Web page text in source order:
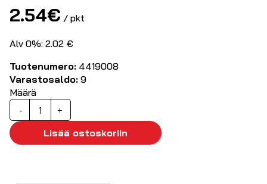
2.54€ / pkt
Alv 0%: 2.02 €
Tuotenumero: 4419008
Varastosaldo: 9
Määrä
-
JST
Uroskontakti,
15A,
AWG20-
+
Lisää ostoskoriin